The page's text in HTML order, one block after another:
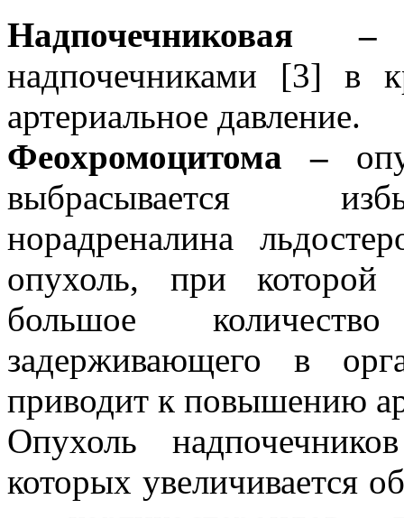
надпочечниками [3] в
артериальное давление.
Феохромоцитома –
выбрасывается
норадреналина
опухоль, при которой
большое
задерживающего в
приводит к повышению
Опухоль
которых увеличивается